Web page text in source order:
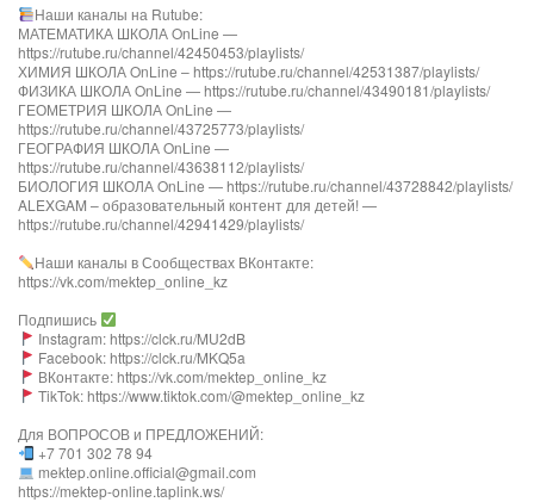
Наши каналы на Rutube:
МАТЕМАТИКА ШКОЛА OnLine —
https://rutube.ru/channel/42450453/playlists/
ХИМИЯ ШКОЛА OnLine – https://rutube.ru/channel/42531387/playlists/
ФИЗИКА ШКОЛА OnLine — https://rutube.ru/channel/43490181/playlists/
ГЕОМЕТРИЯ ШКОЛА OnLine —
https://rutube.ru/channel/43725773/playlists/
ГЕОГРАФИЯ ШКОЛА OnLine —
https://rutube.ru/channel/43638112/playlists/
БИОЛОГИЯ ШКОЛА OnLine — https://rutube.ru/channel/43728842/playlists/
ALEXGAM – образовательный контент для детей! —
https://rutube.ru/channel/42941429/playlists/
Наши каналы в Сообществах ВКонтакте:
https://vk.com/mektep_online_kz
Подпишись
Instagram: https://clck.ru/MU2dB
Facebook: https://clck.ru/MKQ5a
ВКонтакте: https://vk.com/mektep_online_kz
TikTok: https://www.tiktok.com/@mektep_online_kz
Для ВОПРОСОВ и ПРЕДЛОЖЕНИЙ:
+7 701 302 78 94
mektep.online.official@gmail.com
https://mektep-online.taplink.ws/